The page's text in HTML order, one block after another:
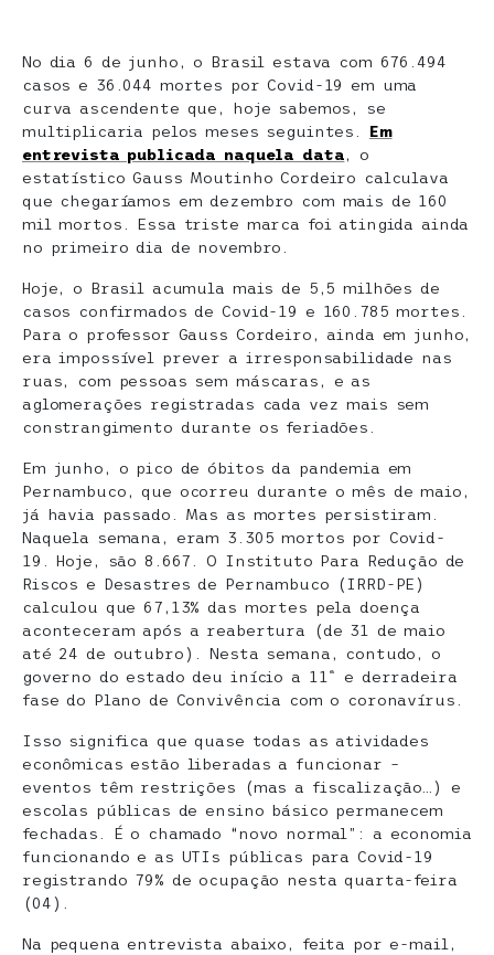
No dia 6 de junho, o Brasil estava com 676.494
casos e 36.044 mortes por Covid-19 em uma
curva ascendente que, hoje sabemos, se
multiplicaria pelos meses seguintes. Em
entrevista publicada naquela data, o
estatístico Gauss Moutinho Cordeiro calculava
que chegaríamos em dezembro com mais de 160
mil mortos. Essa triste marca foi atingida ainda
no primeiro dia de novembro.
Hoje, o Brasil acumula mais de 5,5 milhões de
casos confirmados de Covid-19 e 160.785 mortes.
Para o professor Gauss Cordeiro, ainda em junho,
era impossível prever a irresponsabilidade nas
ruas, com pessoas sem máscaras, e as
aglomerações registradas cada vez mais sem
constrangimento durante os feriadões.
Em junho, o pico de óbitos da pandemia em
Pernambuco, que ocorreu durante o mês de maio,
já havia passado. Mas as mortes persistiram.
Naquela semana, eram 3.305 mortos por Covid-
19. Hoje, são 8.667. O Instituto Para Redução de
Riscos e Desastres de Pernambuco (IRRD-PE)
calculou que 67,13% das mortes pela doença
aconteceram após a reabertura (de 31 de maio
até 24 de outubro). Nesta semana, contudo, o
governo do estado deu início a 11ª e derradeira
fase do Plano de Convivência com o coronavírus.
Isso significa que quase todas as atividades
econômicas estão liberadas a funcionar –
eventos têm restrições (mas a fiscalização…) e
escolas públicas de ensino básico permanecem
fechadas. É o chamado “novo normal”: a economia
funcionando e as UTIs públicas para Covid-19
registrando 79% de ocupação nesta quarta-feira
(04).
Na pequena entrevista abaixo, feita por e-mail,